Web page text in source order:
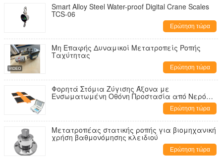
Smart Alloy Steel Water-proof Digital Crane Scales
TCS-06
Ερώτηση τώρα
Μη Επαφής Δυναμικοί Μετατροπείς Ροπής
Ταχύτητας
Ερώτηση τώρα
Φορητά Στόμια Ζύγισης Άξονα με
Ενσωματωμένη Οθόνη Προστασία από Νερό
Ερώτηση τώρα
Μετατροπέας στατικής ροπής για βιομηχανική
χρήση βαθμονόμησης κλειδιού
Ερώτηση τώρα